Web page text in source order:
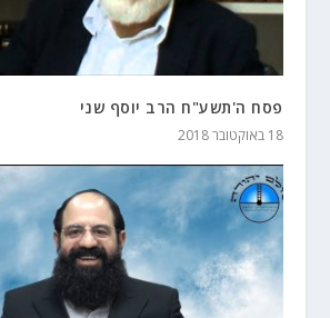
פסח ה'תשע"ח הרב יוסף שני
18 באוקטובר 2018